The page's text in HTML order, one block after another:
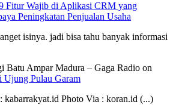
Fitur Wajib di Aplikasi CRM yang
Peningkatan Penjualan Usaha
isinya. jadi bisa tahu banyak informasi
Batu Ampar Madura – Gaga Radio on
Ujung Pulau Garam
Photo Via : koran.id (...)